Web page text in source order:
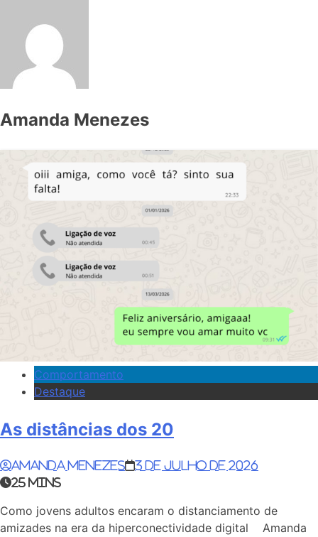
Amanda Menezes
Comportamento
Destaque
As distâncias dos 20
Amanda Menezes
3 de julho de 2026
25 mins
Como jovens adultos encaram o distanciamento de
amizades na era da hiperconectividade digital Amanda